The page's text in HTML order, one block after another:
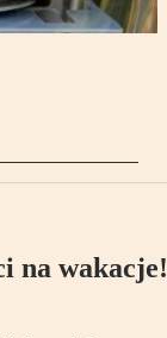
na wakacje!